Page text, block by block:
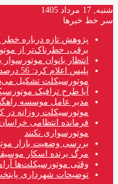
شنبه, 17 مرداد 1405
سر خط خبرها
پژوهش تازه درباره
برقی، خطرناک‌تر از
انتظار بانوان
پلیس
موتورسیکلت تشکیل
آیا طرح ترافیک
مدیر عامل موسسه
موتورسیکلت روزانه
فرمانده انتظامی
موتورسواری نکنند
بررسی وضعیت بازار
مرگ برنده اسکار
وقتی موتورسیکلت‌ها
توضیحات شهرداری